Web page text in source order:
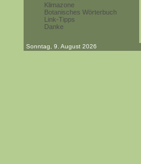
Klimazone
Botanisches Wörterbuch
Link-Tipps
Danke
Sonntag, 9. August 2026